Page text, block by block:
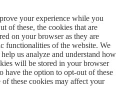
your experience while you
of these, the cookies that are
on your browser as they are
functionalities of the website. We
us analyze and understand how
will be stored in your browser
have the option to opt-out of these
these cookies may affect your